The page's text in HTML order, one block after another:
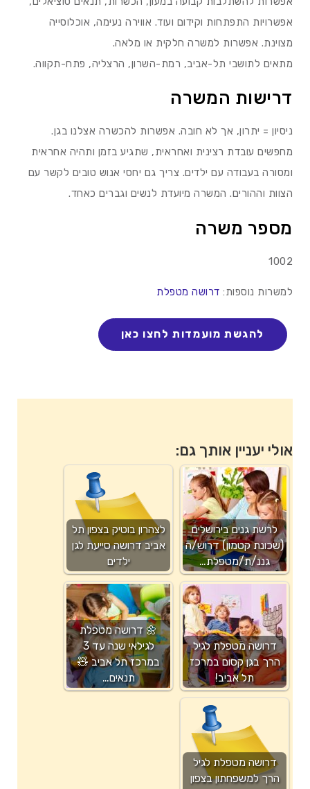
אפשרויות התפתחות וקידום ועוד. אווירה נעימה, אוכלוסייה
מצוינת. אפשרות למשרה חלקית או מלאה.
מתאים לתושבי תל-אביב, רמת-השרון, הרצליה, פתח-תקווה.
דרישות המשרה
ניסיון = יתרון, אך לא חובה. אפשרות להכשרה אצלנו בגן.
מחפשים עובדת רצינית ואחראית, שתגיע בזמן ותהיה אחראית
ומסורה בעבודה עם ילדים. צריך גם יחסי אנוש טובים לקשר עם
הצוות וההורים. המשרה מיועדת לנשים וגברים כאחד.
מספר משרה
1002
למשרות נוספות: דרושה מטפלת
אולי יעניין אותך גם:
לרשת גנים בירושלים
(שכונת קטמון) דרוש/ה
גננ/ת/מטפלת…
לצהרון בוטיק בצפון תל
אביב דרושה סייעת לגן
ילדים
דרושה מטפלת לגיל
הרך בגן קסום במרכז
תל אביב!
🌼 דרושה מטפלת
לגילאי שנה עד 3
במרכז תל אביב 🧸
תנאים…
דרושה מטפלת לגיל
הרך למשפחתון בצפון